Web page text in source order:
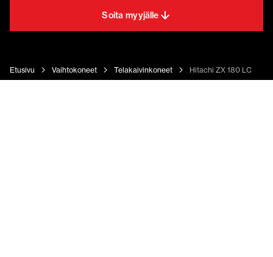
Soita myyjälle
Etusivu Vaihtokoneet Telakaivinkoneet Hitachi ZX 180 LC